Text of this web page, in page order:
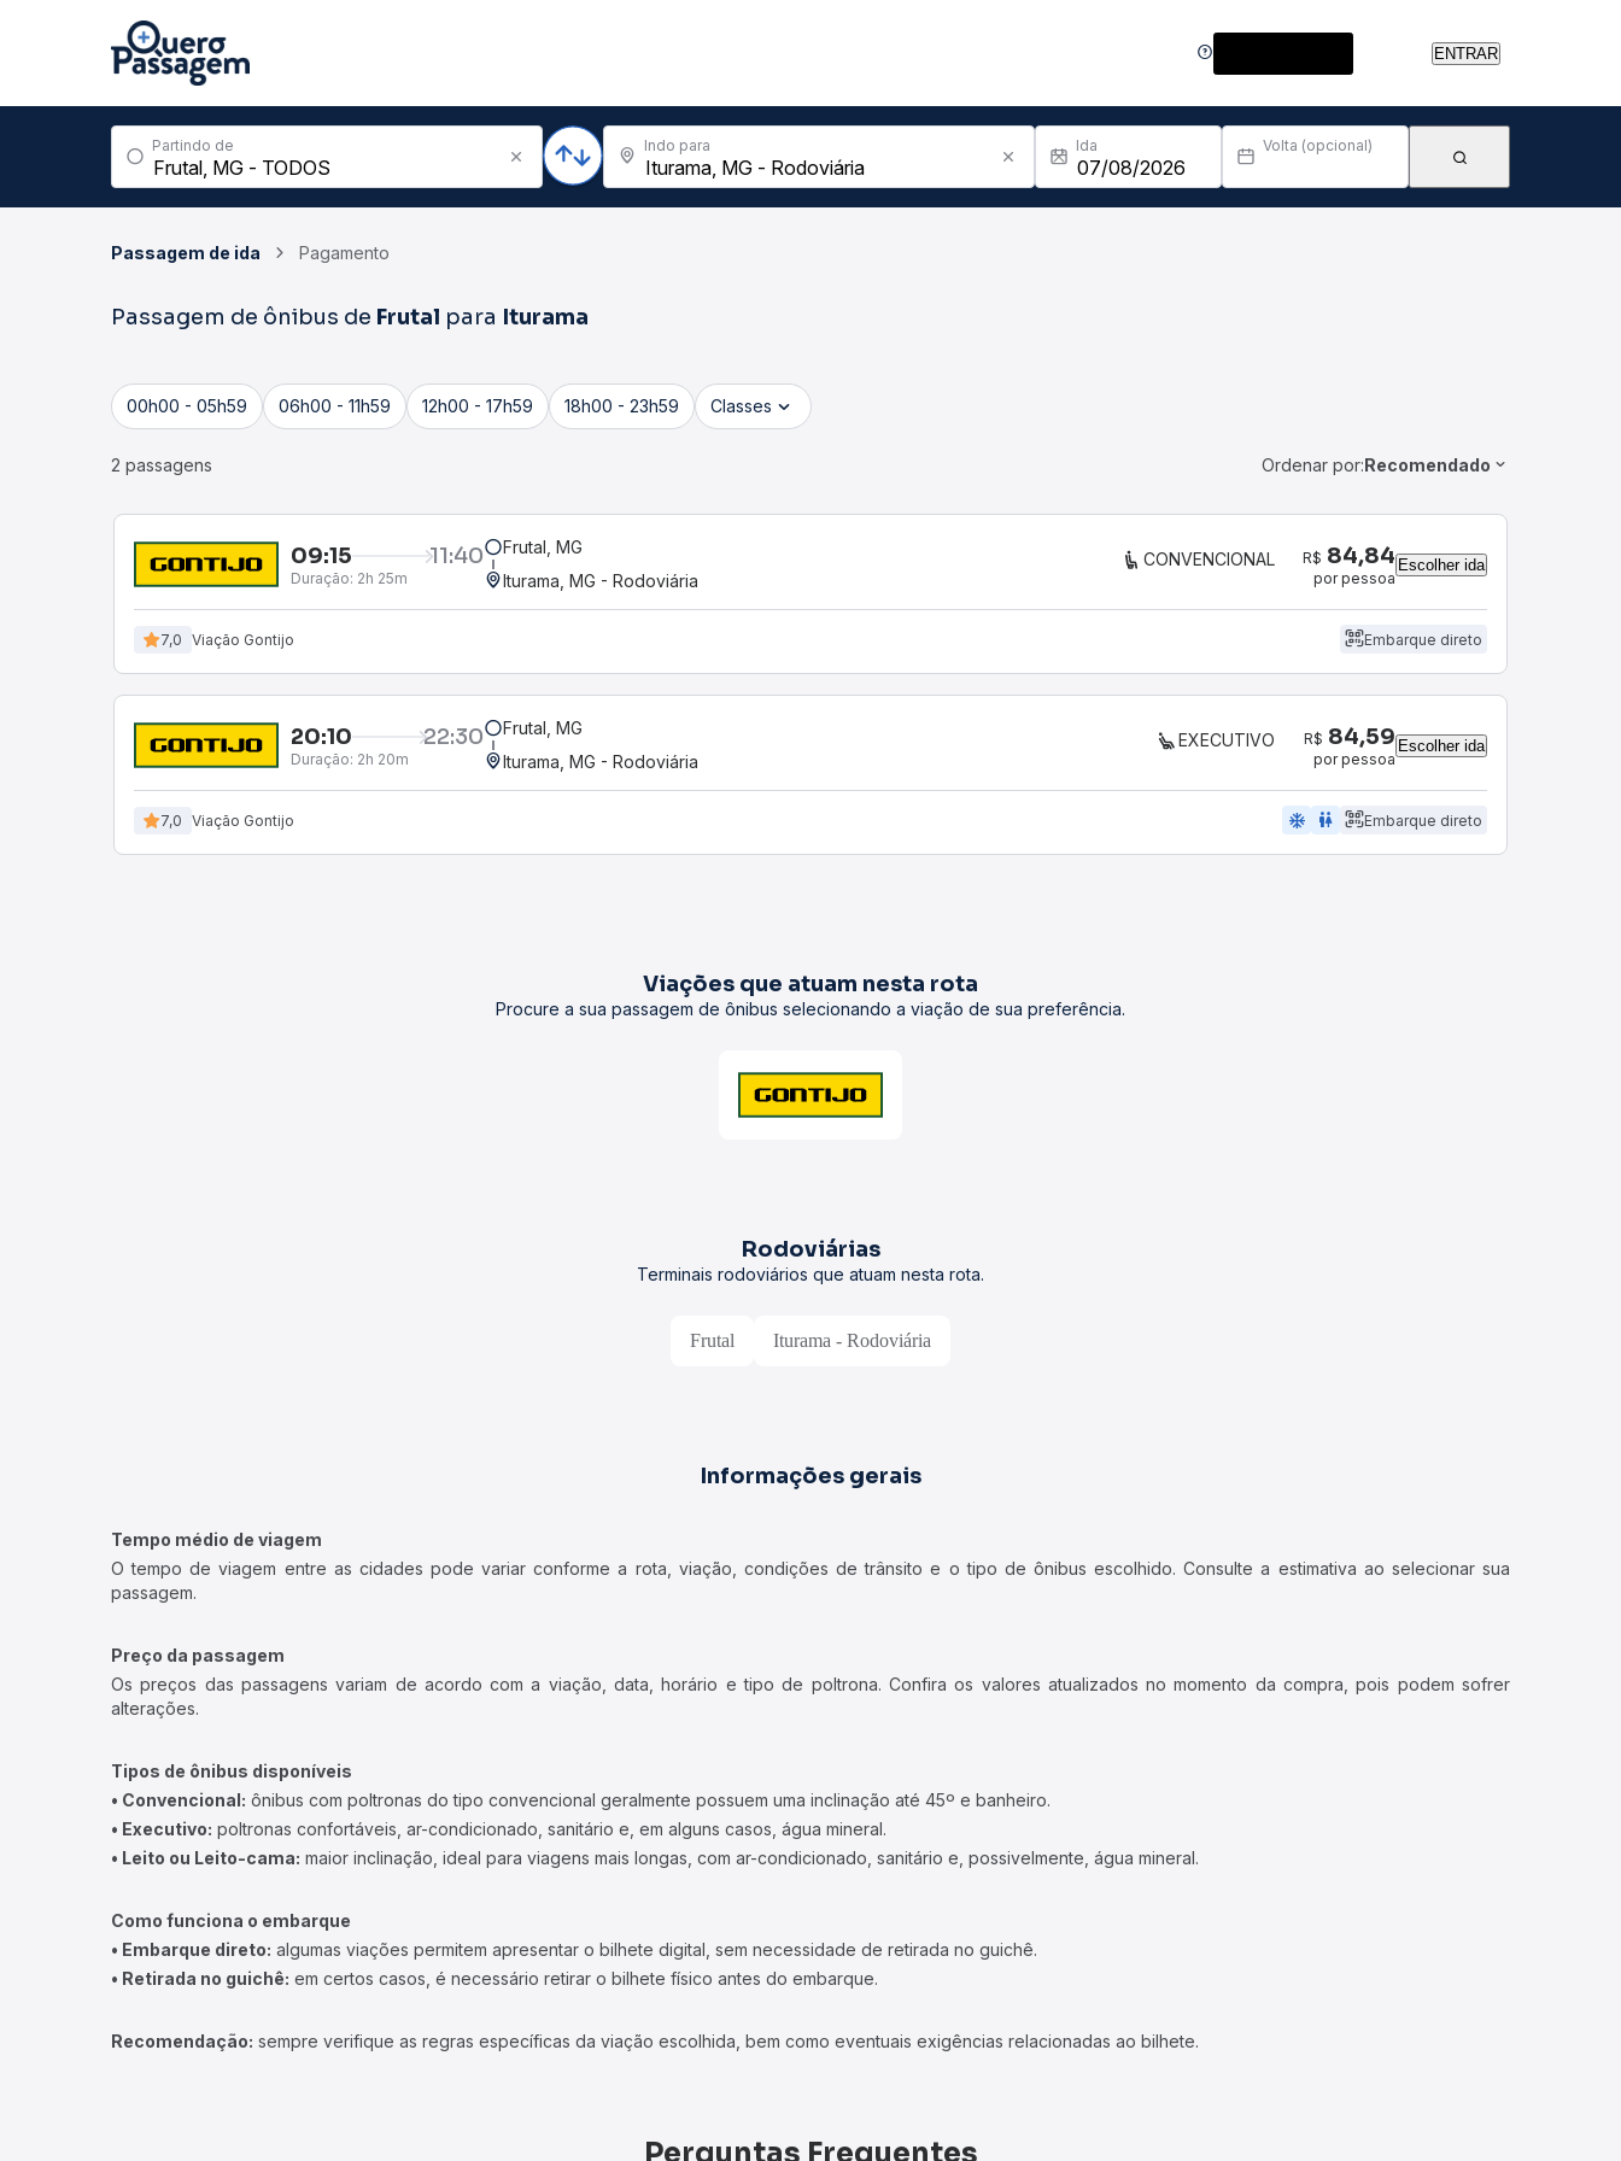
ENTRAR
Partindo de Indo para Ida Volta (opcional)
Passagem de ida Pagamento
Passagem de ônibus de Frutal para Iturama
00h00 - 05h59 06h00 - 11h59 12h00 - 17h59 18h00 - 23h59 Classes
2 passagens Ordenar por:Recomendado
09:15 11:40
Duração: 2h 25m
Frutal, MG
Iturama, MG - Rodoviária
CONVENCIONAL R$ 84,84
por pessoa
Escolher ida
7,0 Viação Gontijo Embarque direto
20:10 22:30
Duração: 2h 20m
Frutal, MG
Iturama, MG - Rodoviária
EXECUTIVO R$ 84,59
por pessoa
Escolher ida
7,0 Viação Gontijo ac_unit wc Embarque direto
Viações que atuam nesta rota
Procure a sua passagem de ônibus selecionando a viação de sua preferência.
Rodoviárias
Terminais rodoviários que atuam nesta rota.
Frutal Iturama - Rodoviária
Informações gerais
Tempo médio de viagem
O tempo de viagem entre as cidades pode variar conforme a rota, viação, condições de trânsito e o tipo de ônibus escolhido. Consulte a estimativa ao selecionar sua
passagem.
Preço da passagem
Os preços das passagens variam de acordo com a viação, data, horário e tipo de poltrona. Confira os valores atualizados no momento da compra, pois podem sofrer
alterações.
Tipos de ônibus disponíveis
• Convencional: ônibus com poltronas do tipo convencional geralmente possuem uma inclinação até 45º e banheiro.
• Executivo: poltronas confortáveis, ar-condicionado, sanitário e, em alguns casos, água mineral.
• Leito ou Leito-cama: maior inclinação, ideal para viagens mais longas, com ar-condicionado, sanitário e, possivelmente, água mineral.
Como funciona o embarque
• Embarque direto: algumas viações permitem apresentar o bilhete digital, sem necessidade de retirada no guichê.
• Retirada no guichê: em certos casos, é necessário retirar o bilhete físico antes do embarque.
Recomendação: sempre verifique as regras específicas da viação escolhida, bem como eventuais exigências relacionadas ao bilhete.
Perguntas Frequentes